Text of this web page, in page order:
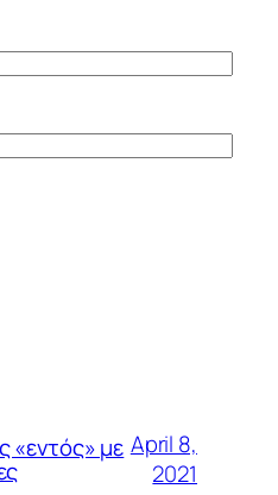
«εντός» με April 8,
2021